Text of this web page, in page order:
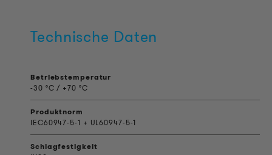
Technische Daten
Betriebstemperatur
-30 °C / +70 °C
Produktnorm
IEC60947-5-1 + UL60947-5-1
Schlagfestigkeit